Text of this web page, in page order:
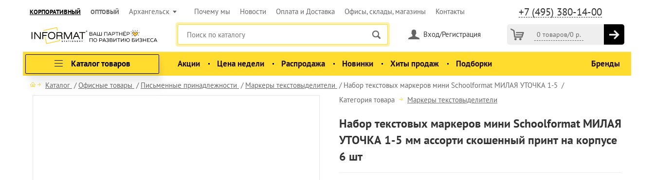
КОРПОРАТИВНЫЙ ОПТОВЫЙ Архангельск +7 (495) 380-14-00
Почему мы Новости Оплата и Доставка Офисы, склады, магазины Контакты
0 товаров/0 р.
Вход/Регистрация
Каталог товаров Акции Цена недели Распродажа Новинки Хиты продаж Подборки Бренды
Каталог Офисные товары Письменные принадлежности Маркеры текстовыделители Набор текстовых маркеров мини Schoolformat МИЛАЯ УТОЧКА 1-5
Категория товара Маркеры текстовыделители
Набор текстовых маркеров мини Schoolformat МИЛАЯ
УТОЧКА 1-5 мм ассорти скошенный принт на корпусе
6 шт